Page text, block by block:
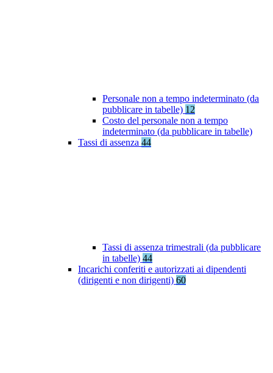
Personale non a tempo indeterminato (da
pubblicare in tabelle) 12
Costo del personale non a tempo
indeterminato (da pubblicare in tabelle)
Tassi di assenza 44
Tassi di assenza trimestrali (da pubblicare
in tabelle) 44
Incarichi conferiti e autorizzati ai dipendenti
(dirigenti e non dirigenti) 60